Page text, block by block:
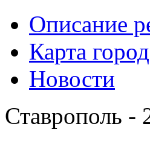
Описание
Карта
Новости
Ставрополь -